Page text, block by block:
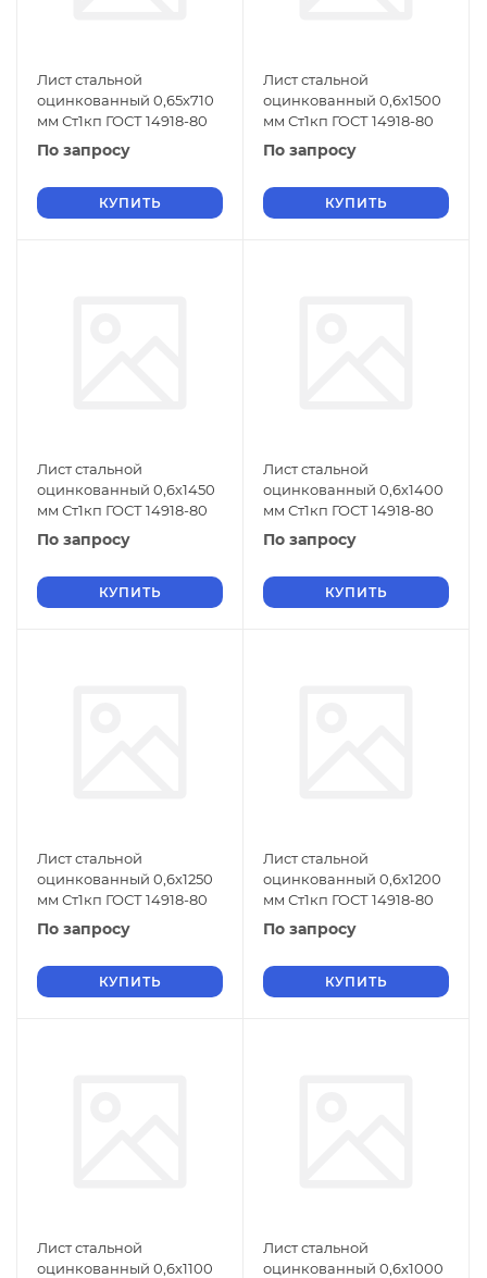
Лист стальной
оцинкованный 0,65х710
мм Ст1кп ГОСТ 14918-80
По запросу
КУПИТЬ
Лист стальной
оцинкованный 0,6х1500
мм Ст1кп ГОСТ 14918-80
По запросу
КУПИТЬ
Лист стальной
оцинкованный 0,6х1450
мм Ст1кп ГОСТ 14918-80
По запросу
КУПИТЬ
Лист стальной
оцинкованный 0,6х1400
мм Ст1кп ГОСТ 14918-80
По запросу
КУПИТЬ
Лист стальной
оцинкованный 0,6х1250
мм Ст1кп ГОСТ 14918-80
По запросу
КУПИТЬ
Лист стальной
оцинкованный 0,6х1200
мм Ст1кп ГОСТ 14918-80
По запросу
КУПИТЬ
Лист стальной
оцинкованный 0,6х1100
Лист стальной
оцинкованный 0,6х1000